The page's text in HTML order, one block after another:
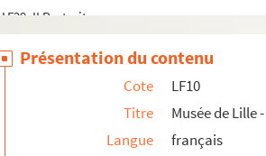
LF29. II Portraits
Présentation du contenu
Cote
LF10
Titre
Musée de
Langue
français